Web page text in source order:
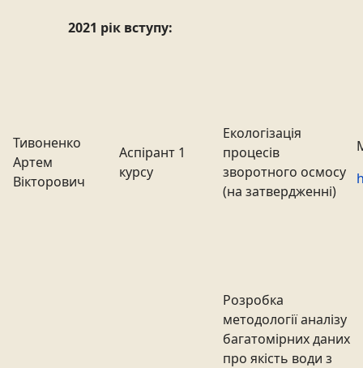
2021 рік вступу:
Тивоненко
Артем
Вікторович
Аспірант 1
курсу
Екологізація
процесів
зворотного осмосу
(на затвердженні)
Розробка
методології аналізу
багатомірних даних
про якість води з